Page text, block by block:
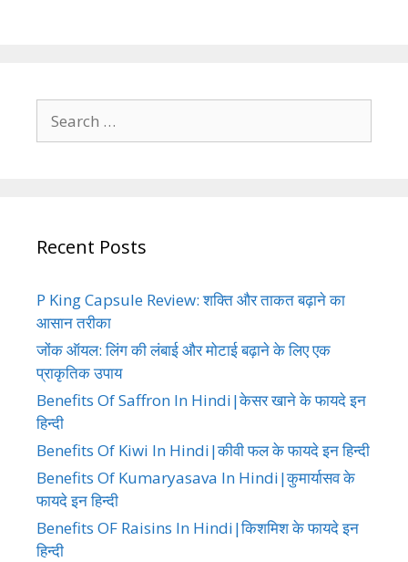
for:
Recent Posts
P King Capsule Review: शक्ति और ताकत बढ़ाने का
आसान तरीका
जोंक ऑयल: लिंग की लंबाई और मोटाई बढ़ाने के लिए एक
प्राकृतिक उपाय
Benefits Of Saffron In Hindi|केसर खाने के फायदे इन
हिन्दी
Benefits Of Kiwi In Hindi|कीवी फल के फायदे इन हिन्दी
Benefits Of Kumaryasava In Hindi|कुमार्यासव के
फायदे इन हिन्दी
Benefits OF Raisins In Hindi|किशमिश के फायदे इन
हिन्दी